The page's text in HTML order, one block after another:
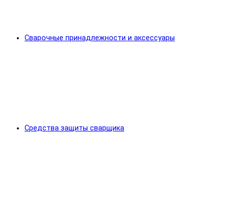
Сварочные принадлежности и аксессуары
Средства защиты сварщика